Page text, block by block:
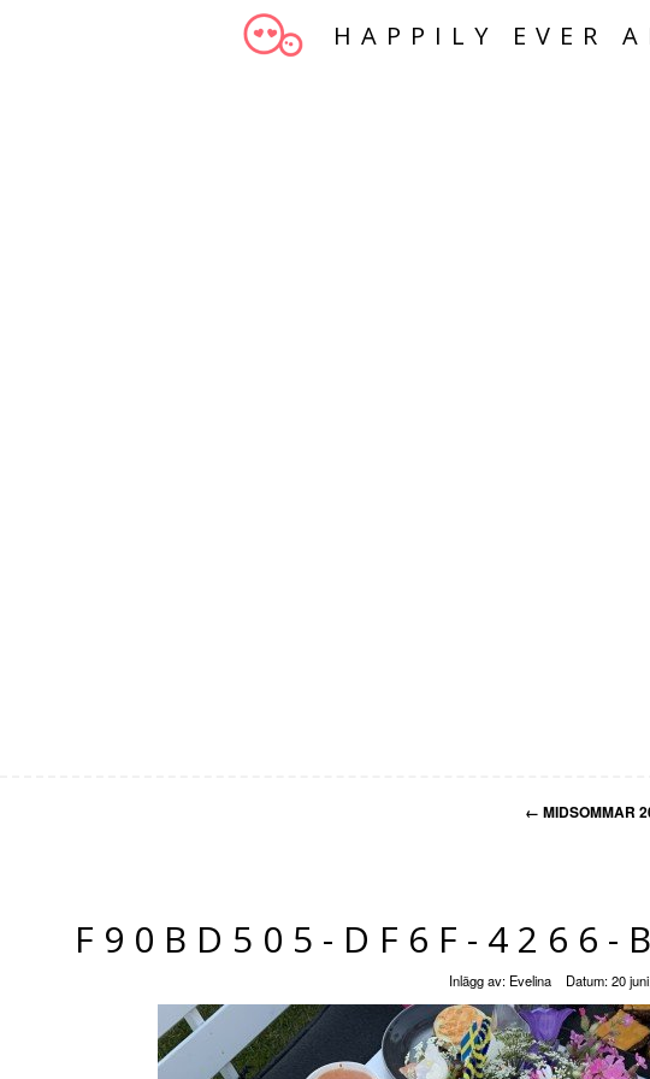
HAPPILY EVER
← MIDSOMMAR
F90BD505-DF6F-4266-
Inlägg av: Evelina Datum:20